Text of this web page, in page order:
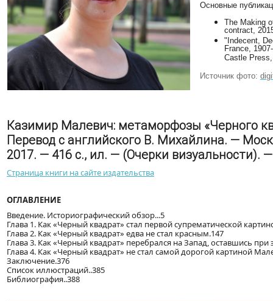
Основные
The Making
contract,
"Indecent,
France,
Castle
Источник фото:
Казимир Малевич: метаморфозы «Черного
Перевод с английского В. Михайлина. —
2017. — 416 с., ил. — (Очерки визуальности).
Страница книги на сайте издательства
ОГЛАВЛЕНИЕ
Введение. Историографический обзор...5
Глава 1. Как «Черный квадрат» стал первой супрематической
Глава 2. Как «Черный квадрат» едва не стал красным.147
Глава 3. Как «Черный квадрат» перебрался на Запад, оставшись при
Глава 4. Как «Черный квадрат» не стал самой дорогой картиной
Заключение.376
Список иллюстраций..385
Библиография..388